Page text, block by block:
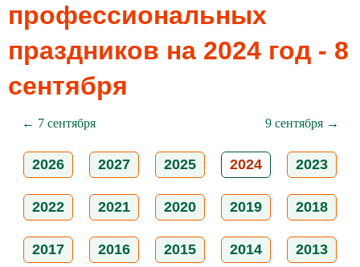
профессиональных
праздников на 2024 год - 8
сентября
← 7 сентября 9 сентября →
2026 2027 2025 2024 2023
2022 2021 2020 2019 2018
2017 2016 2015 2014 2013